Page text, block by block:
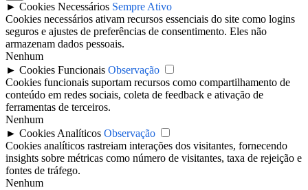
► Cookies Necessários Sempre Ativo
Cookies necessários ativam recursos essenciais do site como logins
seguros e ajustes de preferências de consentimento. Eles não
armazenam dados pessoais.
Nenhum
► Cookies Funcionais Observação
Cookies funcionais suportam recursos como compartilhamento de
conteúdo em redes sociais, coleta de feedback e ativação de
ferramentas de terceiros.
Nenhum
► Cookies Analíticos Observação
Cookies analíticos rastreiam interações dos visitantes, fornecendo
insights sobre métricas como número de visitantes, taxa de rejeição e
fontes de tráfego.
Nenhum